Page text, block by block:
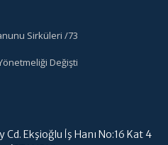
Sirküleri /73
Değişti
Ekşioğlu İş Hanı No:16 Kat 4